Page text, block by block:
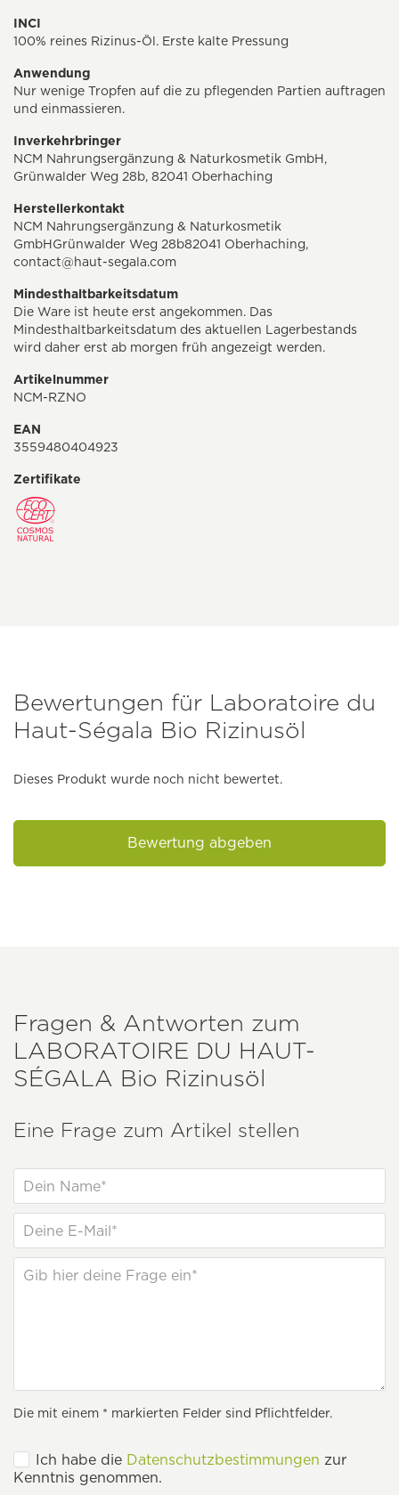
INCI
100% reines Rizinus-Öl. Erste kalte Pressung
Anwendung
Nur wenige Tropfen auf die zu pflegenden Partien auftragen
und einmassieren.
Inverkehrbringer
NCM Nahrungsergänzung & Naturkosmetik GmbH,
Grünwalder Weg 28b, 82041 Oberhaching
Herstellerkontakt
NCM Nahrungsergänzung & Naturkosmetik
GmbHGrünwalder Weg 28b82041 Oberhaching,
contact@haut-segala.com
Mindesthaltbarkeitsdatum
Die Ware ist heute erst angekommen. Das
Mindesthaltbarkeitsdatum des aktuellen Lagerbestands
wird daher erst ab morgen früh angezeigt werden.
Artikelnummer
NCM-RZNO
EAN
3559480404923
Zertifikate
Bewertungen für Laboratoire du
Haut-Ségala Bio Rizinusöl
Dieses Produkt wurde noch nicht bewertet.
Bewertung abgeben
Fragen & Antworten zum
LABORATOIRE DU HAUT-
SÉGALA Bio Rizinusöl
Eine Frage zum Artikel stellen
Die mit einem * markierten Felder sind Pflichtfelder.
Ich habe die Datenschutzbestimmungen zur
Kenntnis genommen.